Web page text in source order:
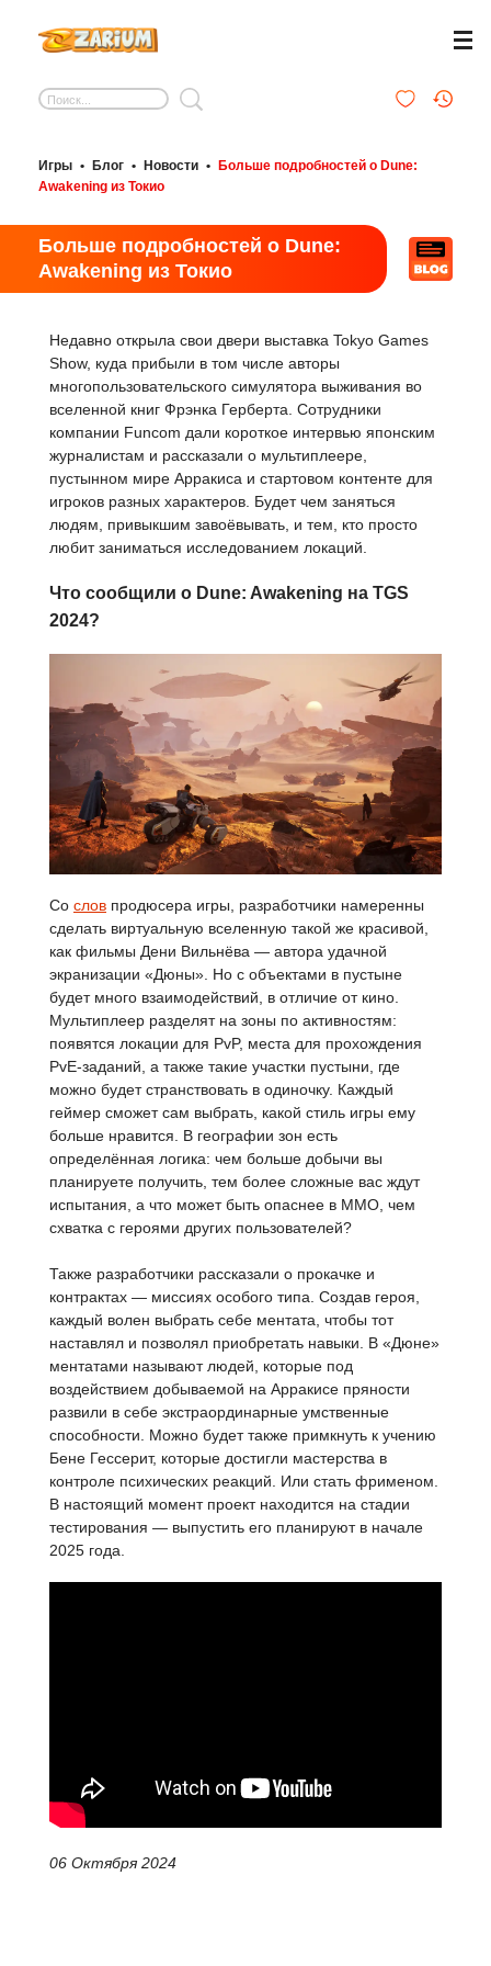
Игры • Блог • Новости •
Больше подробностей о Dune:
Awakening из Токио
Больше подробностей о Dune:
Awakening из Токио
Недавно открыла свои двери выставка Tokyo Games
Show, куда прибыли в том числе авторы
многопользовательского симулятора выживания во
вселенной книг Фрэнка Герберта. Сотрудники
компании Funcom дали короткое интервью японским
журналистам и рассказали о мультиплеере,
пустынном мире Арракиса и стартовом контенте для
игроков разных характеров. Будет чем заняться
людям, привыкшим завоёвывать, и тем, кто просто
любит заниматься исследованием локаций.
Что сообщили о Dune: Awakening на TGS
2024?
Со слов продюсера игры, разработчики намеренны
сделать виртуальную вселенную такой же красивой,
как фильмы Дени Вильнёва — автора удачной
экранизации «Дюны». Но с объектами в пустыне
будет много взаимодействий, в отличие от кино.
Мультиплеер разделят на зоны по активностям:
появятся локации для PvP, места для прохождения
PvE-заданий, а также такие участки пустыни, где
можно будет странствовать в одиночку. Каждый
геймер сможет сам выбрать, какой стиль игры ему
больше нравится. В географии зон есть
определённая логика: чем больше добычи вы
планируете получить, тем более сложные вас ждут
испытания, а что может быть опаснее в MMO, чем
схватка с героями других пользователей?
Также разработчики рассказали о прокачке и
контрактах — миссиях особого типа. Создав героя,
каждый волен выбрать себе ментата, чтобы тот
наставлял и позволял приобретать навыки. В «Дюне»
ментатами называют людей, которые под
воздействием добываемой на Арракисе пряности
развили в себе экстраординарные умственные
способности. Можно будет также примкнуть к учению
Бене Гессерит, которые достигли мастерства в
контроле психических реакций. Или стать фрименом.
В настоящий момент проект находится на стадии
тестирования — выпустить его планируют в начале
2025 года.
06 Октября 2024